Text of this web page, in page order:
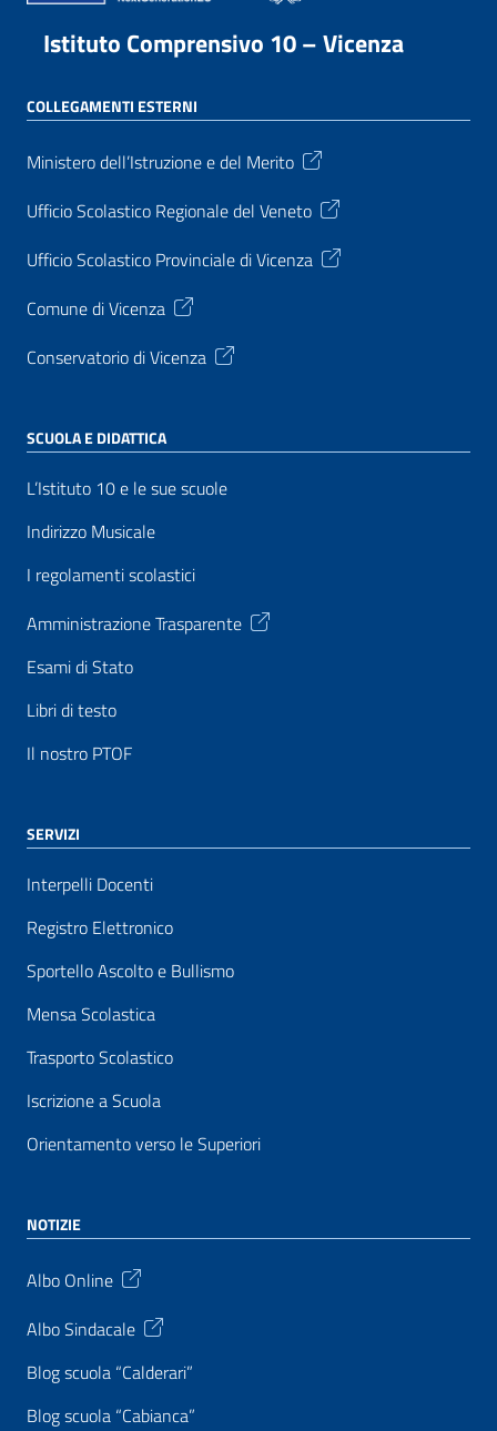
Istituto Comprensivo 10 – Vicenza
COLLEGAMENTI ESTERNI
Ministero dell’Istruzione e del Merito
Ufficio Scolastico Regionale del Veneto
Ufficio Scolastico Provinciale di Vicenza
Comune di Vicenza
Conservatorio di Vicenza
SCUOLA E DIDATTICA
L’Istituto 10 e le sue scuole
Indirizzo Musicale
I regolamenti scolastici
Amministrazione Trasparente
Esami di Stato
Libri di testo
Il nostro PTOF
SERVIZI
Interpelli Docenti
Registro Elettronico
Sportello Ascolto e Bullismo
Mensa Scolastica
Trasporto Scolastico
Iscrizione a Scuola
Orientamento verso le Superiori
NOTIZIE
Albo Online
Albo Sindacale
Blog scuola “Calderari”
Blog scuola “Cabianca”